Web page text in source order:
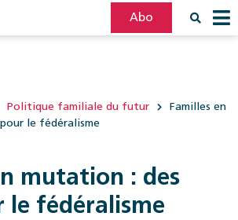
Abo
Politique familiale du futur
Familles en
le fédéralisme
mutation : des
le fédéralisme